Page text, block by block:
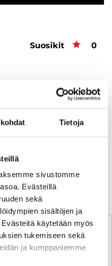
Tietoja
sivustomme
Evästeillä
sekä
sisältöjen ja
käytetään myös
tukemiseen sekä
ja kumppaniemme
Suosikit 0
olevat lähimmät